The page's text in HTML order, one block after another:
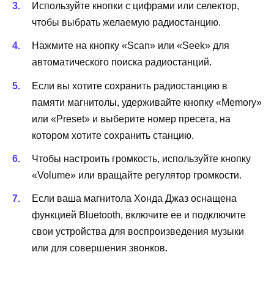
Используйте кнопки с цифрами или селектор,
чтобы выбрать желаемую радиостанцию.
Нажмите на кнопку «Scan» или «Seek» для
автоматического поиска радиостанций.
Если вы хотите сохранить радиостанцию в
памяти магнитолы, удерживайте кнопку «Memory»
или «Preset» и выберите номер пресета, на
котором хотите сохранить станцию.
Чтобы настроить громкость, используйте кнопку
«Volume» или вращайте регулятор громкости.
Если ваша магнитола Хонда Джаз оснащена
функцией Bluetooth, включите ее и подключите
свои устройства для воспроизведения музыки
или для совершения звонков.